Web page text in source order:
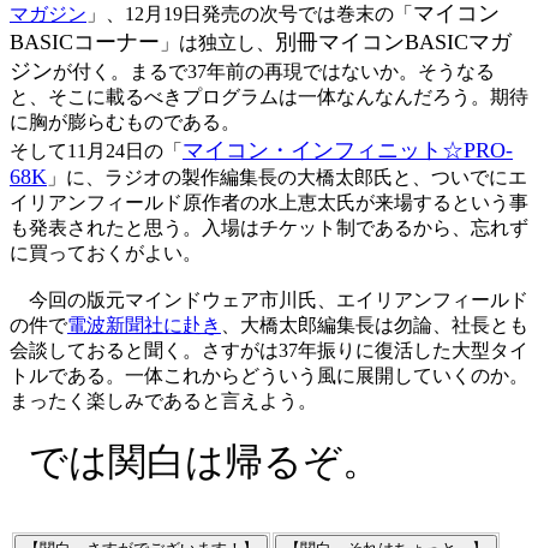
マガジン 」、12月19日発売の次号では巻末の「 マイコン
BASICコーナー 」は独立し、
別冊マイコンBASICマガ
ジンが付く。まるで37年前の再現ではないか。そうなる
と、そこに載るべきプログラムは一体なんなんだろう。期待
に胸が膨らむものである。
そして11月24日の「 マイコン・インフィニット☆PRO-
68K 」に、ラジオの製作編集長の大橋太郎氏と、ついでにエ
イリアンフィールド原作者の水上恵太氏が来場するという事
も発表されたと思う。入場はチケット制であるから、忘れず
に買っておくがよい。
今回の版元マインドウェア市川氏、エイリアンフィールド
の件で電波新聞社に赴き 、大橋太郎編集長は勿論、社長とも
会談しておると聞く。さすがは37年振りに復活した大型タイ
トルである。一体これからどういう風に展開していくのか。
まったく楽しみであると言えよう。
では関白は帰るぞ。